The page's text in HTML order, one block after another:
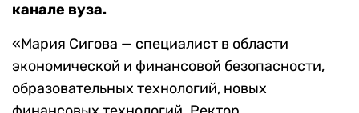
канале вуза.
«Мария Сигова — специалист в области
экономической и финансовой безопасности,
образовательных технологий, новых